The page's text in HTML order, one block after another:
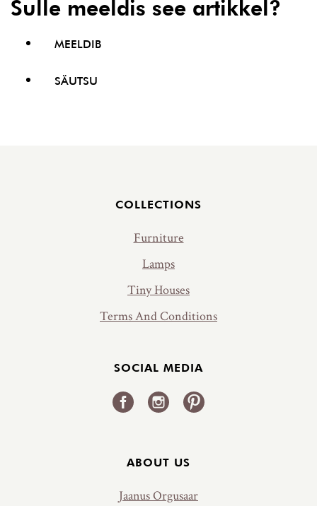
Sulle meeldis see artikkel?
MEELDIB
SÄUTSU
COLLECTIONS
Furniture
Lamps
Tiny Houses
Terms And Conditions
SOCIAL MEDIA
ABOUT US
Jaanus Orgusaar